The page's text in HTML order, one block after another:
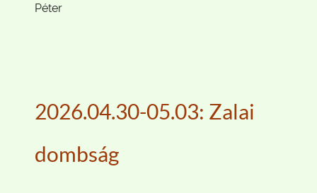
Péter
2026.04.30-05.03: Zalai
dombság